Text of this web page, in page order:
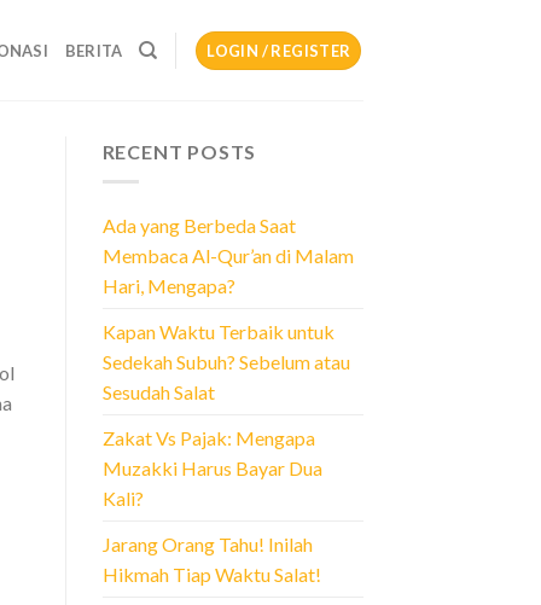
BERITA LOGIN / REGISTER
RECENT POSTS
Ada yang Berbeda Saat
Membaca Al-Qur’an di Malam
Hari, Mengapa?
Kapan Waktu Terbaik untuk
Sedekah Subuh? Sebelum atau
Sesudah Salat
Zakat Vs Pajak: Mengapa
Muzakki Harus Bayar Dua
Kali?
Jarang Orang Tahu! Inilah
Hikmah Tiap Waktu Salat!